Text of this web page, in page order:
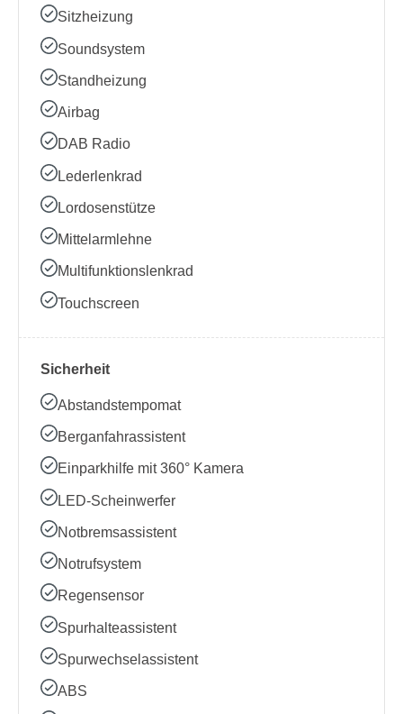
Sitzheizung
Soundsystem
Standheizung
Airbag
DAB Radio
Lederlenkrad
Lordosenstütze
Mittelarmlehne
Multifunktionslenkrad
Touchscreen
Sicherheit
Abstandstempomat
Berganfahrassistent
Einparkhilfe mit 360° Kamera
LED-Scheinwerfer
Notbremsassistent
Notrufsystem
Regensensor
Spurhalteassistent
Spurwechselassistent
ABS